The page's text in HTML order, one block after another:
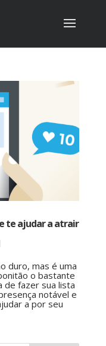
te ajudar a atrair
duro, mas é uma
o bastante
de fazer sua lista
notável e
a por seu